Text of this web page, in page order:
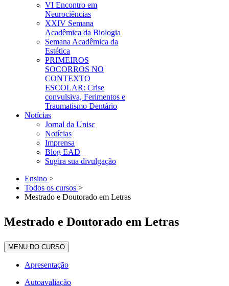
VI Encontro em
Neurociências
XXIV Semana
Acadêmica da Biologia
Semana Acadêmica da
Estética
PRIMEIROS
SOCORROS NO
CONTEXTO
ESCOLAR: Crise
convulsiva, Ferimentos e
Traumatismo Dentário
Notícias
Jornal da Unisc
Notícias
Imprensa
Blog EAD
Sugira sua divulgação
Ensino >
Todos os cursos >
Mestrado e Doutorado em Letras
Mestrado e Doutorado em Letras
MENU DO CURSO
Apresentação
Autoavaliação